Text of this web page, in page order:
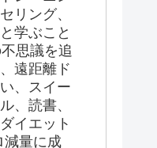
リング、
学ぶこと
思議を追
遠距離ド
、スイー
、読書、
イエット
減量に成